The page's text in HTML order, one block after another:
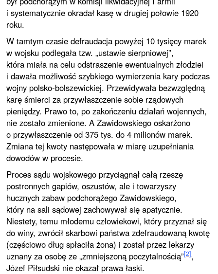
i systematycznie okradał kasę w drugiej połowie 1920
roku.
W tamtym czasie defraudacja powyżej 10 tysięcy marek
w wojsku podlegała tzw. „ustawie sierpniowej”,
która miała na celu odstraszenie ewentualnych złodziei
i dawała możliwość szybkiego wymierzenia kary podczas
wojny polsko-bolszewickiej. Przewidywała bezwzględną
karę śmierci za przywłaszczenie sobie rządowych
pieniędzy. Prawo to, po zakończeniu działań wojennych,
nie zostało zmienione. A Zawidowskiego oskarżono
o przywłaszczenie od 375 tys. do 4 milionów marek.
Zmiana tej kwoty następowała w miarę uzupełniania
dowodów w procesie.
Proces sądu wojskowego przyciągnął całą rzeszę
postronnych gapiów, oszustów, ale i towarzyszy
hucznych zabaw podchorążego Zawidowskiego,
który na sali sądowej zachowywał się apatycznie.
Niestety, temu młodemu człowiekowi, który przyznał się
do winy, zwrócił skarbowi państwa zdefraudowaną kwotę
(częściowo dług spłaciła żona) i został przez lekarzy
uznany za osobę ze „zmniejszoną poczytalnością”[2],
Józef Piłsudski nie okazał prawa łaski.